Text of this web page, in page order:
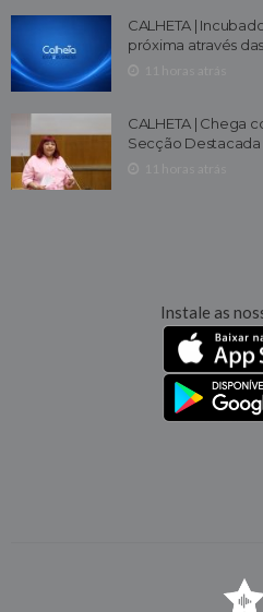
CALHETA |
próxima através
CALHETA | Chega
Secção
Instale as